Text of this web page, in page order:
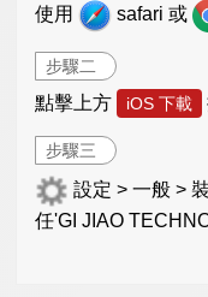
使用 safari 或
步驟二
點擊上方 iOS 下載
步驟三
設定 > 一般 >
任'GI JIAO